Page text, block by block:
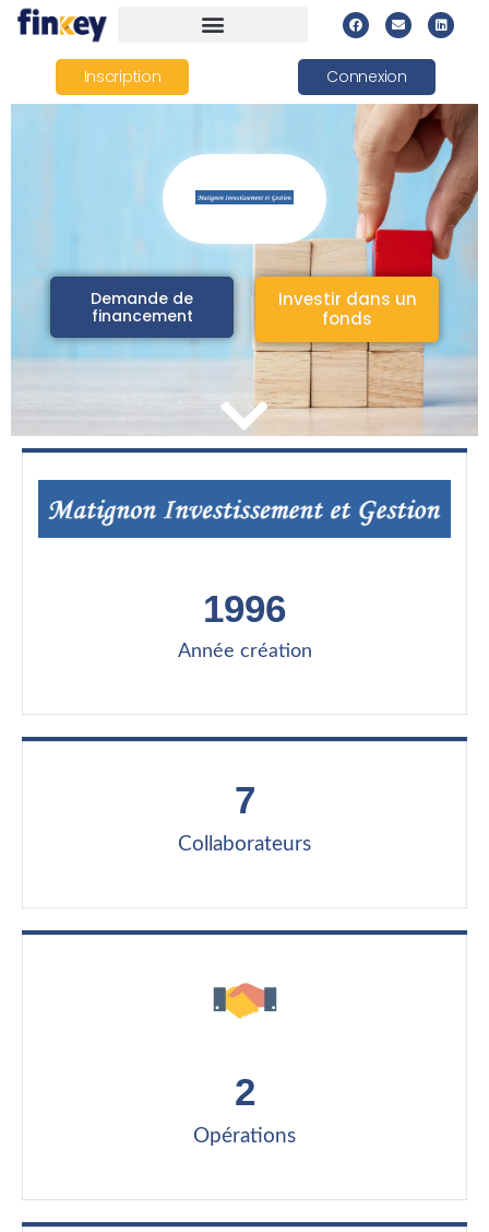
Inscription Connexion
Demande de
financement
Investir dans un
fonds
Année création
1996
Collaborateurs
7
Opérations
2